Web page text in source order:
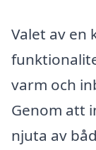
Valet av en
varm och
Genom att
njuta av